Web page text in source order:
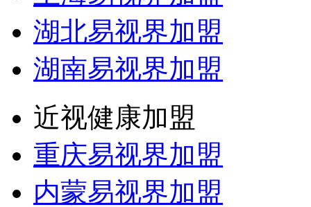
湖北易视界加盟
湖南易视界加盟
近视健康加盟
重庆易视界加盟
内蒙易视界加盟